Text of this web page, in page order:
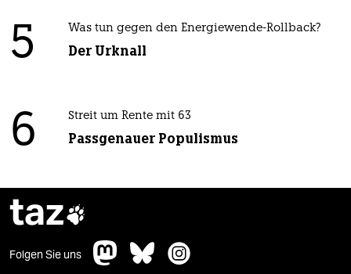
5 Was tun gegen den Energiewende-Rollback?
Der Urknall
6 Streit um Rente mit 63
Passgenauer Populismus
taz
Folgen Sie uns